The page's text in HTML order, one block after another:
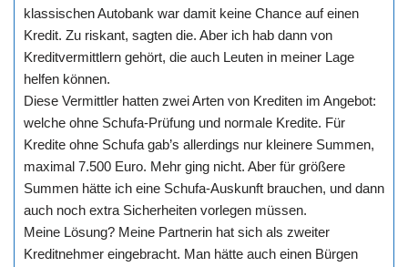
klassischen Autobank war damit keine Chance auf einen
Kredit. Zu riskant, sagten die. Aber ich hab dann von
Kreditvermittlern gehört, die auch Leuten in meiner Lage
helfen können.
Diese Vermittler hatten zwei Arten von Krediten im Angebot:
welche ohne Schufa-Prüfung und normale Kredite. Für
Kredite ohne Schufa gab’s allerdings nur kleinere Summen,
maximal 7.500 Euro. Mehr ging nicht. Aber für größere
Summen hätte ich eine Schufa-Auskunft brauchen, und dann
auch noch extra Sicherheiten vorlegen müssen.
Meine Lösung? Meine Partnerin hat sich als zweiter
Kreditnehmer eingebracht. Man hätte auch einen Bürgen